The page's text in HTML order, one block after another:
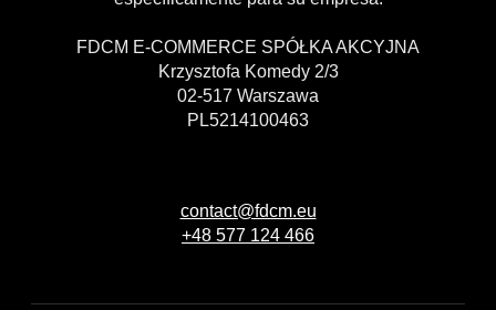
FDCM E-COMMERCE SPÓŁKA AKCYJNA
Krzysztofa Komedy 2/3
02-517 Warszawa
PL5214100463
contact@fdcm.eu
+48 577 124 466